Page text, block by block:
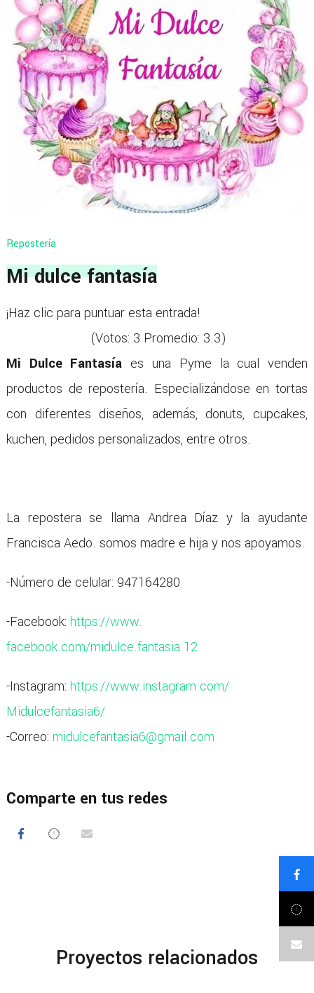
Repostería
Mi dulce fantasía
¡Haz clic para puntuar esta entrada!
(Votos: 3 Promedio: 3.3)
Mi Dulce Fantasía es una Pyme la cual venden
productos de repostería. Especializándose en tortas
con diferentes diseños, además, donuts, cupcakes,
kuchen, pedidos personalizados, entre otros.
La repostera se llama Andrea Díaz y la ayudante
Francisca Aedo. somos madre e hija y nos apoyamos.
-Número de celular: 947164280
-Facebook: https://www.
facebook.com/midulce.fantasia.12
-Instagram: https://www.instagram.com/
Midulcefantasia6/
-Correo: midulcefantasia6@gmail.com
Comparte en tus redes
Proyectos relacionados